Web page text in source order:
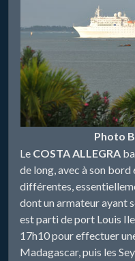
Photo
Le COSTA ALLEGRA
de long, avec à son
différentes,
dont un armateur ayant
est parti de port Louis
17h10 pour effectuer
Madagascar, puis les